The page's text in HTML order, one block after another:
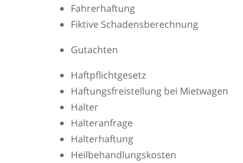
Fahrerhaftung
Fiktive Schadensberechnung
Gutachten
Haftpflichtgesetz
Haftungsfreistellung bei Mietwagen
Halter
Halteranfrage
Halterhaftung
Heilbehandlungskosten